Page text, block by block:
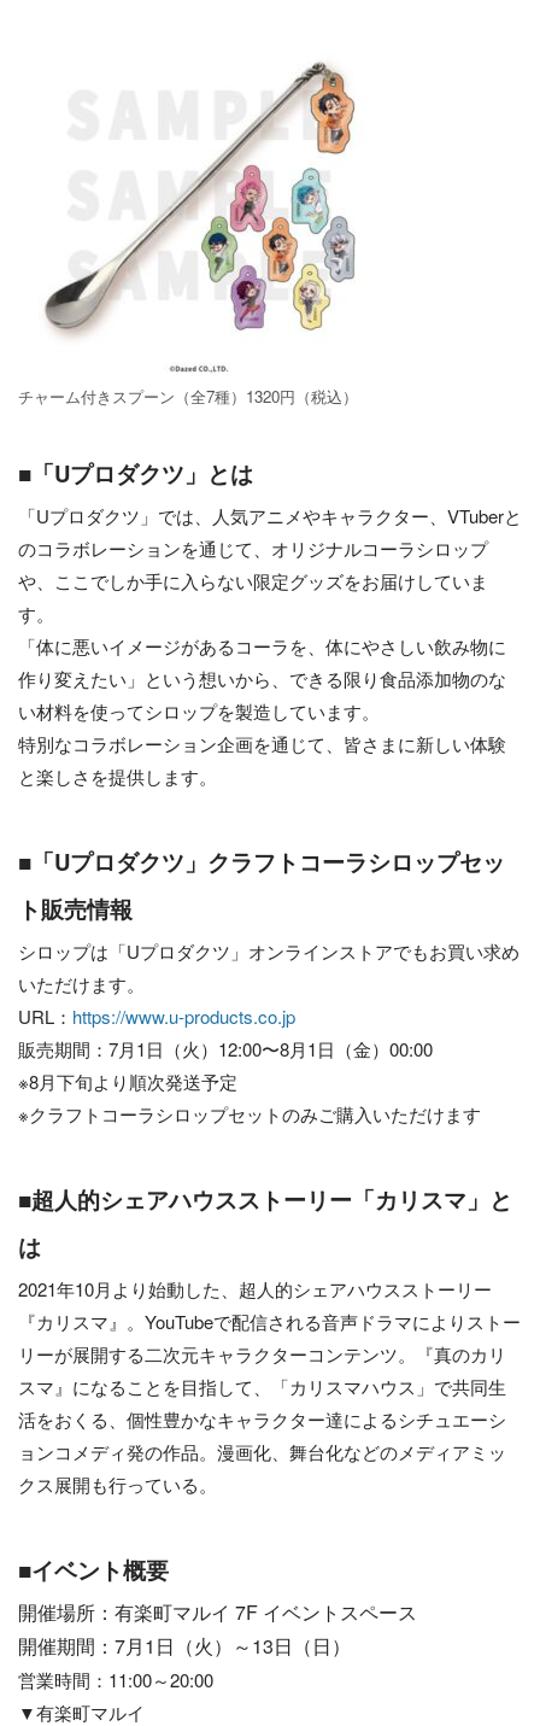
チャーム付きスプーン（全7種）1320円（税込）
■「Uプロダクツ」とは
「Uプロダクツ」では、人気アニメやキャラクター、VTuberと
のコラボレーションを通じて、オリジナルコーラシロップ
や、ここでしか手に入らない限定グッズをお届けしていま
す。
「体に悪いイメージがあるコーラを、体にやさしい飲み物に
作り変えたい」という想いから、できる限り食品添加物のな
い材料を使ってシロップを製造しています。
特別なコラボレーション企画を通じて、皆さまに新しい体験
と楽しさを提供します。
■「Uプロダクツ」クラフトコーラシロップセッ
ト販売情報
シロップは「Uプロダクツ」オンラインストアでもお買い求め
いただけます。
URL： https://www.u-products.co.jp
販売期間：7月1日（火）12:00〜8月1日（金）00:00
※8月下旬より順次発送予定
※クラフトコーラシロップセットのみご購入いただけます
■超人的シェアハウスストーリー「カリスマ」と
は
2021年10月より始動した、超人的シェアハウスストーリー
『カリスマ』。YouTubeで配信される音声ドラマによりストー
リーが展開する二次元キャラクターコンテンツ。『真のカリ
スマ』になることを目指して、「カリスマハウス」で共同生
活をおくる、個性豊かなキャラクター達によるシチュエーシ
ョンコメディ発の作品。漫画化、舞台化などのメディアミッ
クス展開も行っている。
■イベント概要
開催場所：有楽町マルイ 7F イベントスペース
開催期間：7月1日（火）～13日（日）
営業時間：11:00～20:00
▼有楽町マルイ